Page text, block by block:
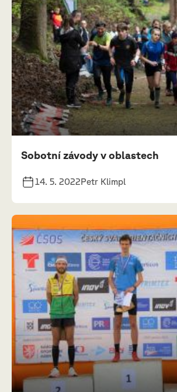
Sobotní závody v oblastech
14. 5. 2022Petr Klimpl